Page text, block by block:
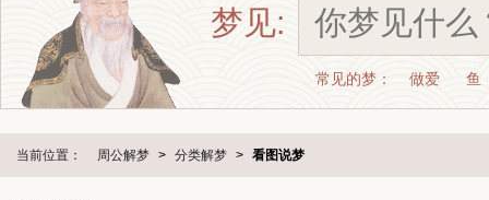
梦见:
常见的梦： 做爱 鱼
当前位置： 周公解梦 > 分类解梦 > 看图说梦